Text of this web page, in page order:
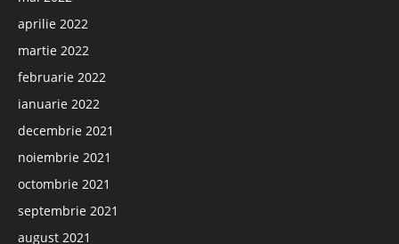
aprilie 2022
martie 2022
februarie 2022
ianuarie 2022
decembrie 2021
noiembrie 2021
octombrie 2021
septembrie 2021
august 2021